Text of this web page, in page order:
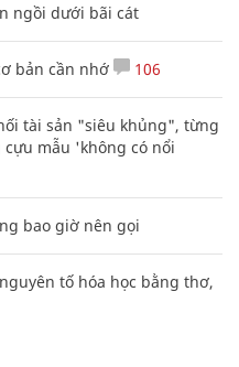
ngồi dưới bãi cát
bản cần nhớ 106
tài sản "siêu khủng", từng
mẫu 'không có nổi
bao giờ nên gọi
tố hóa học bằng thơ,